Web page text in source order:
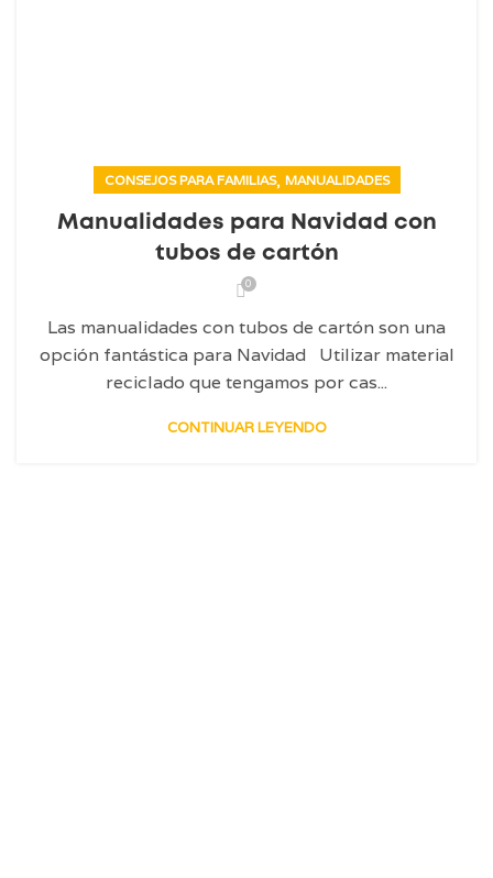
CONSEJOS PARA FAMILIAS, MANUALIDADES
Manualidades para Navidad con
tubos de cartón
0
Las manualidades con tubos de cartón son una
opción fantástica para Navidad Utilizar material
reciclado que tengamos por cas...
CONTINUAR LEYENDO